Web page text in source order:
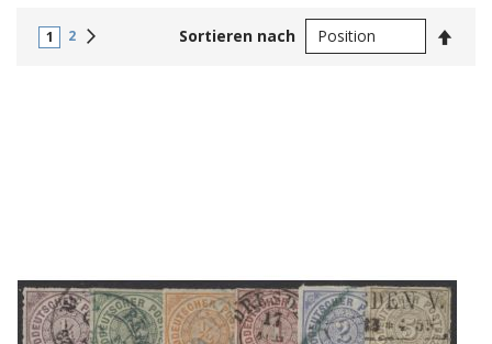
1 2 Sortieren nach